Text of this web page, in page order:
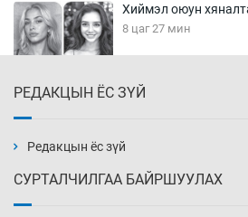
Хиймэл оюун
8 цаг 27 мин
8 цаг 57 мин
РЕДАКЦЫН ЁС ЗҮЙ
Редакцын ёс зүй
СУРТАЛЧИЛГАА БАЙРШУУЛАХ